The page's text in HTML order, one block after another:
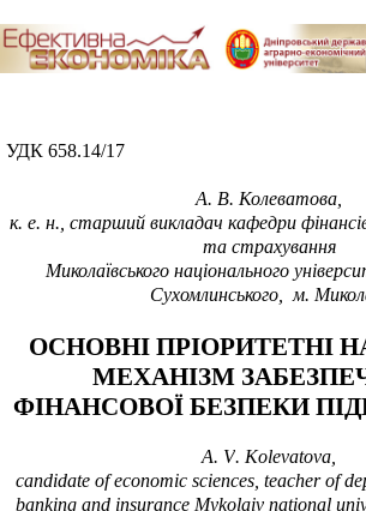
УДК 658.14/17
А. В. Колеватова
к. е. н., старший викладач кафедри
та страхування
Миколаївського національного
Сухомлинського,
м.
ОСНОВНІ ПРІОРИТЕТНІ
МЕХАНІЗМ
ФІНАНСОВОЇ БЕЗПЕКИ
А. V. Kolevatova,
candidate of economic sciences , teacher of
banking and insurance Mykolaiv national